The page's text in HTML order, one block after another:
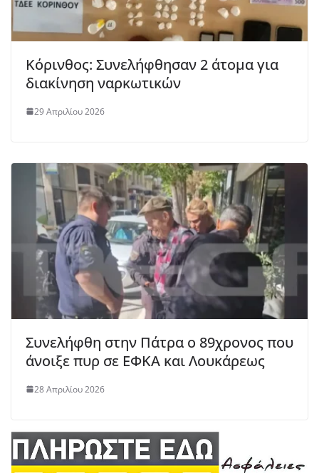
Κόρινθος: Συνελήφθησαν 2 άτομα για
διακίνηση ναρκωτικών
29 Απριλίου 2026
Συνελήφθη στην Πάτρα ο 89χρονος που
άνοιξε πυρ σε ΕΦΚΑ και Λουκάρεως
28 Απριλίου 2026